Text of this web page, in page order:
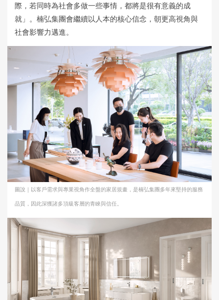
際，若同時為社會多做一些事情，都將是很有意義的成
就」。楠弘集團會繼續以人本的核心信念，朝更高視角與
社會影響力邁進。
圖說｜以客戶需求與專業視角作全盤的家居規畫，是楠弘集團多年來堅持的服務
品質，因此深獲諸多頂級客層的青睞與信任。